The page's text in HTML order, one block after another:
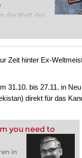
die Welt des
spielen: Mit
Zeit hinter Ex-
31.10. bis 27.11. in
direkt für das
you need to
in